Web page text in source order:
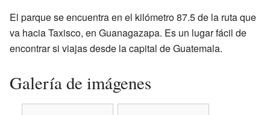
El parque se encuentra en el kilómetro 87.5 de la ruta que
va hacia Taxisco, en Guanagazapa. Es un lugar fácil de
encontrar si viajas desde la capital de Guatemala.
Galería de imágenes